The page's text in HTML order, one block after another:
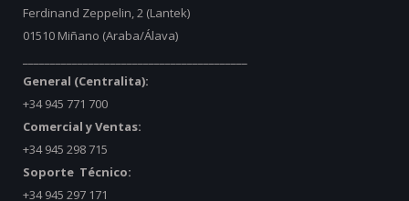
Ferdinand Zeppelin, 2 (Lantek)
01510 Miñano (Araba/Álava)
General (Centralita):
+34 945 771 700
Comercial y Ventas:
+34 945 298 715
Soporte Técnico:
+34 945 297 171